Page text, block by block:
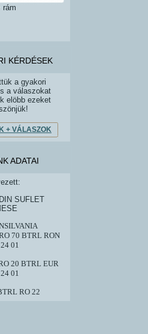
rám
KÉRDÉSEK
a gyakori
a válaszokat
elöbb ezeket
+ VÁLASZOK
ADATAI
SUFLET
70 BTRL RON
01
20 BTRL EUR
01
RO 22